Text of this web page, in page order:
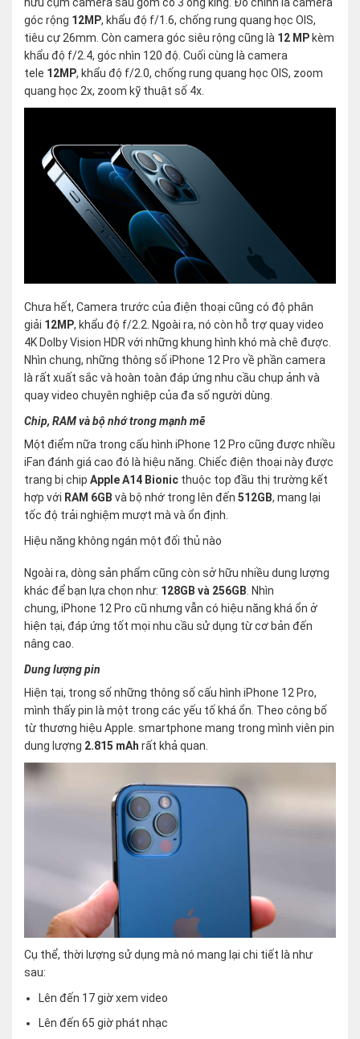
hữu cụm camera sau gồm có 3 ống kíng. Đó chính là camera
góc rộng 12MP, khẩu độ f/1.6, chống rung quang học OIS,
tiêu cự 26mm. Còn camera góc siêu rộng cũng là 12 MP kèm
khẩu độ f/2.4, góc nhìn 120 độ. Cuối cùng là camera
tele 12MP, khẩu độ f/2.0, chống rung quang học OIS, zoom
quang học 2x, zoom kỹ thuật số 4x.
Chưa hết, Camera trước của điện thoại cũng có độ phân
giải 12MP, khẩu độ f/2.2. Ngoài ra, nó còn hỗ trợ quay video
4K Dolby Vision HDR với những khung hình khó mà chê được.
Nhìn chung, những thông số iPhone 12 Pro về phần camera
là rất xuất sắc và hoàn toàn đáp ứng nhu cầu chụp ảnh và
quay video chuyên nghiệp của đa số người dùng.
Chip, RAM và bộ nhớ trong mạnh mẽ
Một điểm nữa trong cấu hình iPhone 12 Pro cũng được nhiều
iFan đánh giá cao đó là hiệu năng. Chiếc điện thoại này được
trang bị chip Apple A14 Bionic thuộc top đầu thị trường kết
hợp với RAM 6GB và bộ nhớ trong lên đến 512GB, mang lại
tốc độ trải nghiệm mượt mà và ổn định.
Hiệu năng không ngán một đối thủ nào
Ngoài ra, dòng sản phẩm cũng còn sở hữu nhiều dung lượng
khác để bạn lựa chọn như: 128GB và 256GB . Nhìn
chung, iPhone 12 Pro cũ nhưng vẫn có hiệu năng khá ổn ở
hiện tại, đáp ứng tốt mọi nhu cầu sử dụng từ cơ bản đến
nâng cao.
Dung lượng pin
Hiện tại, trong số những thông số cấu hình iPhone 12 Pro,
mình thấy pin là một trong các yếu tố khá ổn. Theo công bố
từ thương hiệu Apple. smartphone mang trong mình viên pin
dung lượng 2.815 mAh rất khả quan.
Cụ thể, thời lượng sử dụng mà nó mang lại chi tiết là như
sau:
Lên đến 17 giờ xem video
Lên đến 65 giờ phát nhạc